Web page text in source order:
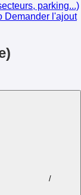
parking...)
Demander l'ajout
/